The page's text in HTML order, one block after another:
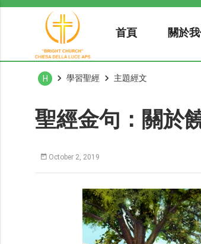
首頁 關於
H 學習聖經 主題經文
聖經金句：關於
October 2, 2019